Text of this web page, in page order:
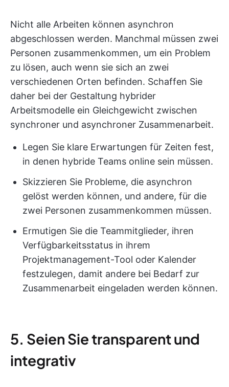
Nicht alle Arbeiten können asynchron
abgeschlossen werden. Manchmal müssen zwei
Personen zusammenkommen, um ein Problem
zu lösen, auch wenn sie sich an zwei
verschiedenen Orten befinden. Schaffen Sie
daher bei der Gestaltung hybrider
Arbeitsmodelle ein Gleichgewicht zwischen
synchroner und asynchroner Zusammenarbeit.
Legen Sie klare Erwartungen für Zeiten fest,
in denen hybride Teams online sein müssen.
Skizzieren Sie Probleme, die asynchron
gelöst werden können, und andere, für die
zwei Personen zusammenkommen müssen.
Ermutigen Sie die Teammitglieder, ihren
Verfügbarkeitsstatus in ihrem
Projektmanagement-Tool oder Kalender
festzulegen, damit andere bei Bedarf zur
Zusammenarbeit eingeladen werden können.
5. Seien Sie transparent und
integrativ